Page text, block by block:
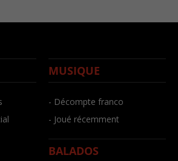
MUSIQUE
- Décompte franco
- Joué récemment
BALADOS